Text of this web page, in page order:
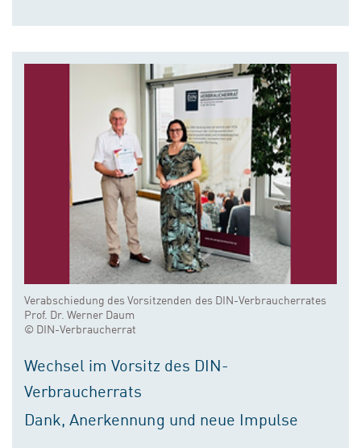
Verabschiedung des Vorsitzenden des DIN-Verbraucherrates
Prof. Dr. Werner Daum
© DIN-Verbraucherrat
Wechsel im Vorsitz des DIN-
Verbraucherrats
Dank, Anerkennung und neue Impulse